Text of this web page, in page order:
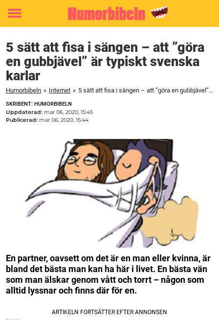
Toggle
5 sätt att fisa i sängen – att ”göra
en gubbjävel” är typiskt svenska
karlar
Humorbibeln » Internet » 5 sätt att fisa i sängen – att ”göra en gubbjävel” är typiskt svenska karlar
SKRIBENT: HUMORBIBELN
Uppdaterad: mar 06, 2020, 15:45
Publicerad: mar 06, 2020, 15:44
En partner, oavsett om det är en man eller kvinna, är
bland det bästa man kan ha här i livet. En bästa vän
som man älskar genom vått och torrt – någon som
alltid lyssnar och finns där för en.